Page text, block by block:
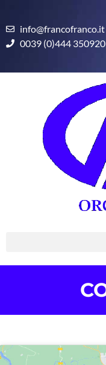
info@francofranco.it
0039 (0)444 350920